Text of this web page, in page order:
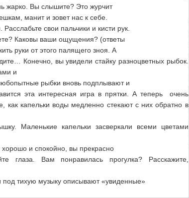
жарко. Вы слышите? Это журчит
манит и зовет нас к себе.
свои пальчики и кисти рук.
Каковы ваши ощущения? (ответы
руки от этого палящего зноя. А
Конечно, вы увидели стайку разноцветных рыбок.
и
рыбки вновь подплывают и
эта интересная игра в прятки. А теперь очень
как капельки воды медленно стекают с них обратно в
Маленькие капельки засверкали всеми цветами
и спокойно, вы прекрасно
глаза. Вам понравилась прогулка? Расскажите,
тихую музыку описывают «увиденные»